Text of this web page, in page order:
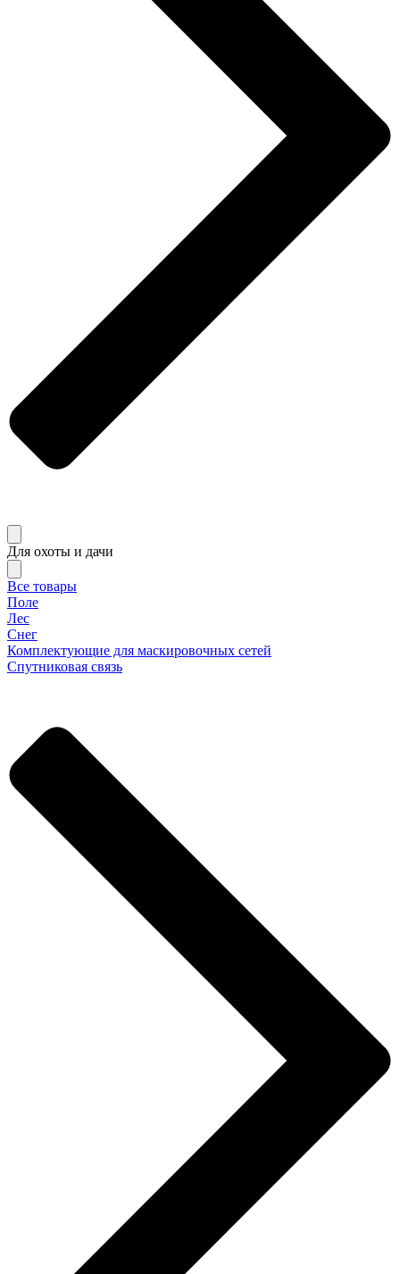
Для охоты и дачи
Все товары
Поле
Лес
Снег
Комплектующие для маскировочных сетей
Спутниковая связь